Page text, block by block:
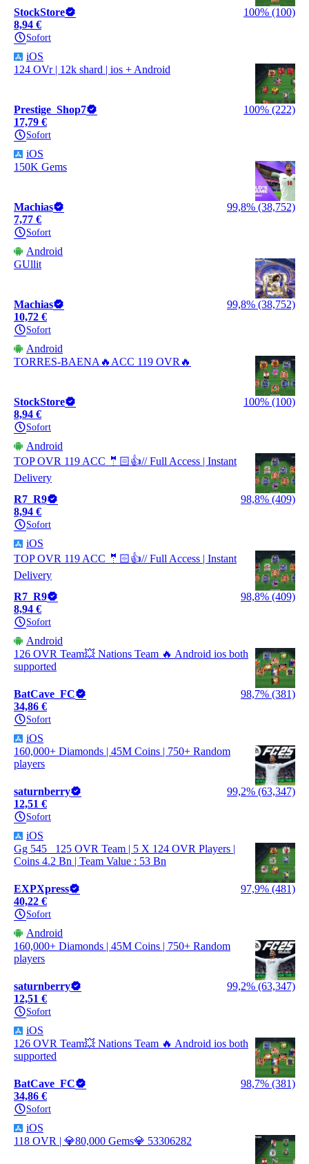
StockStore
100% (100)
8,94 €
Sofort
iOS
124 OVr | 12k shard | ios + Android
Prestige_Shop7
100% (222)
17,79 €
Sofort
iOS
150K Gems
Machias
99,8% (38,752)
7,77 €
Sofort
Android
GUllit
Machias
99,8% (38,752)
10,72 €
Sofort
Android
TORRES-BAENA🔥ACC 119 OVR🔥
StockStore
100% (100)
8,94 €
Sofort
Android
TOP OVR 119 ACC 🤵🏻👍// Full Access | Instant
Delivery
R7_R9
98,8% (409)
8,94 €
Sofort
iOS
TOP OVR 119 ACC 🤵🏻👍// Full Access | Instant
Delivery
R7_R9
98,8% (409)
8,94 €
Sofort
Android
126 OVR Team💥 Nations Team 🔥 Android ios both
supported
BatCave_FC
98,7% (381)
34,86 €
Sofort
iOS
160,000+ Diamonds | 45M Coins | 750+ Random
players
saturnberry
99,2% (63,347)
12,51 €
Sofort
iOS
Gg 545_ 125 OVR Team | 5 X 124 OVR Players |
Coins 4.2 Bn | Team Value : 53 Bn
EXPXpress
97,9% (481)
40,22 €
Sofort
Android
160,000+ Diamonds | 45M Coins | 750+ Random
players
saturnberry
99,2% (63,347)
12,51 €
Sofort
iOS
126 OVR Team💥 Nations Team 🔥 Android ios both
supported
BatCave_FC
98,7% (381)
34,86 €
Sofort
iOS
118 OVR | 💎80,000 Gems💎 53306282